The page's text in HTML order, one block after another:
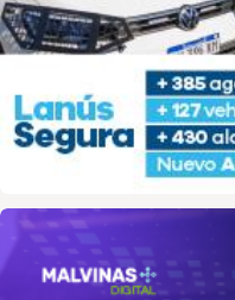
malvinas